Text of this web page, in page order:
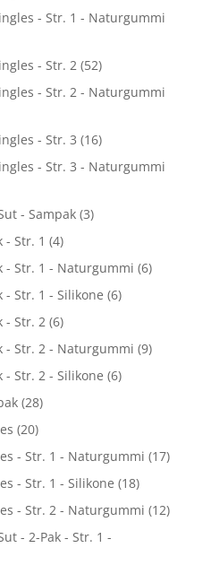
- Str. 1 - Naturgummi
- Str. 2 (52)
- Str. 2 - Naturgummi
- Str. 3 (16)
- Str. 3 - Naturgummi
- Sampak (3)
- Str. 1 (4)
- Str. 1 - Naturgummi (6)
- Str. 1 - Silikone (6)
- Str. 2 (6)
- Str. 2 - Naturgummi (9)
- Str. 2 - Silikone (6)
(28)
(20)
- Str. 1 - Naturgummi (17)
- Str. 1 - Silikone (18)
- Str. 2 - Naturgummi (12)
- 2-Pak - Str. 1 -